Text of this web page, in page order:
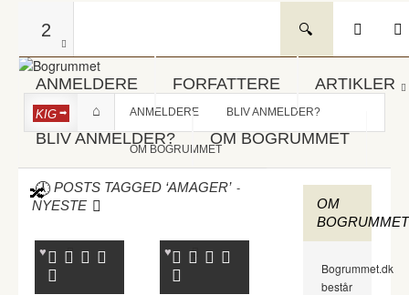
2
ANMELDERE FORFATTERE ARTIKLER
BLIV ANMELDER? OM BOGRUMMET
KIG ANMELDERE BLIV ANMELDER?
OM BOGRUMMET
POSTS TAGGED ‘AMAGER’ -
NYESTE
OM
BOGRUMMET
Bogrummet.dk
består